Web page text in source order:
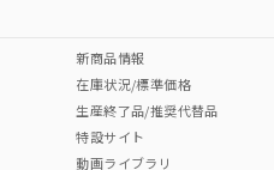
Cr(VI)
新商品情報
在庫状況/標準価格
生産終了品/推奨代替品
特設サイト
動画ライブラリ